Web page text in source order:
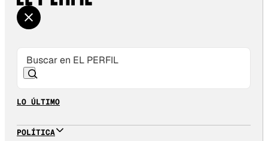
LO ÚLTIMO
POLÍTICA